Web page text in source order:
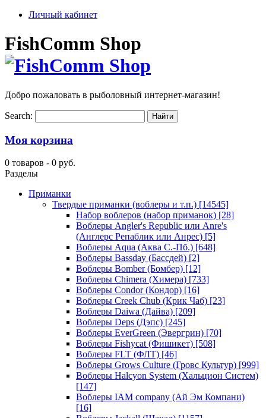
Личный кабинет
FishComm Shop
Добро пожаловать в рыболовный интернет-магазин!
Search:
Моя корзина
0 товаров - 0 руб.
Разделы
Приманки
Твердые приманки (воблеры и т.п.) [14545]
Набор воблеров (набор приманок) [28]
Воблеры Angler's Republic или Anre's
(Англерс Репаблик или Анрес) [5]
Воблеры Aqua (Аква С.-Пб.) [648]
Воблеры Bassday (Бассдей) [2]
Воблеры Bomber (Бомбер) [12]
Воблеры Chimera (Химера) [733]
Воблеры Condor (Кондор) [16]
Воблеры Creek Chub (Крик Чаб) [23]
Воблеры Daiwa (Дайва) [209]
Воблеры Deps (Дэпс) [245]
Воблеры EverGreen (Эвергрин) [70]
Воблеры Fishycat (Фишикет) [508]
Воблеры FLT (ФЛТ) [46]
Воблеры Grows Culture (Гровс Культур) [999]
Воблеры Halcyon System (Хальцион Систем)
[147]
Воблеры IAM company (Ай Эм Компани)
[16]